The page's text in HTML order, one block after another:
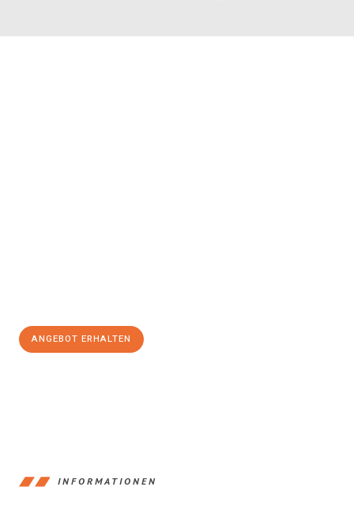
ANGEBOT ERHALTEN
INFORMATIONEN